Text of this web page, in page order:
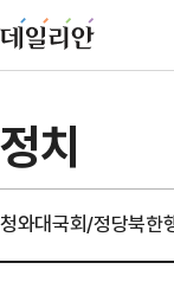
정치
청와대국회/정당북한